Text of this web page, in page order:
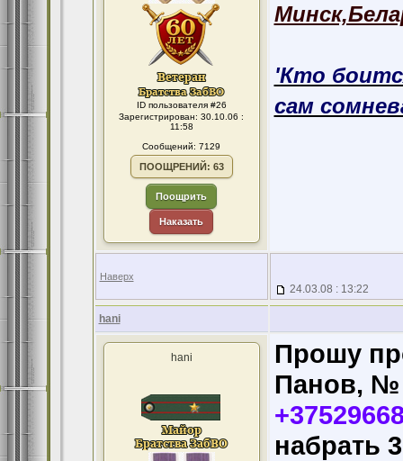
ID пользователя #26
Зарегистрирован: 30.10.06 :
11:58
Сообщений: 7129
ПООЩРЕНИЙ: 63
Поощрить
Наказать
'Кто
сам
Наверх
24.03.08 : 13:22
hani
hani
Прошу
Панов, №
набрать